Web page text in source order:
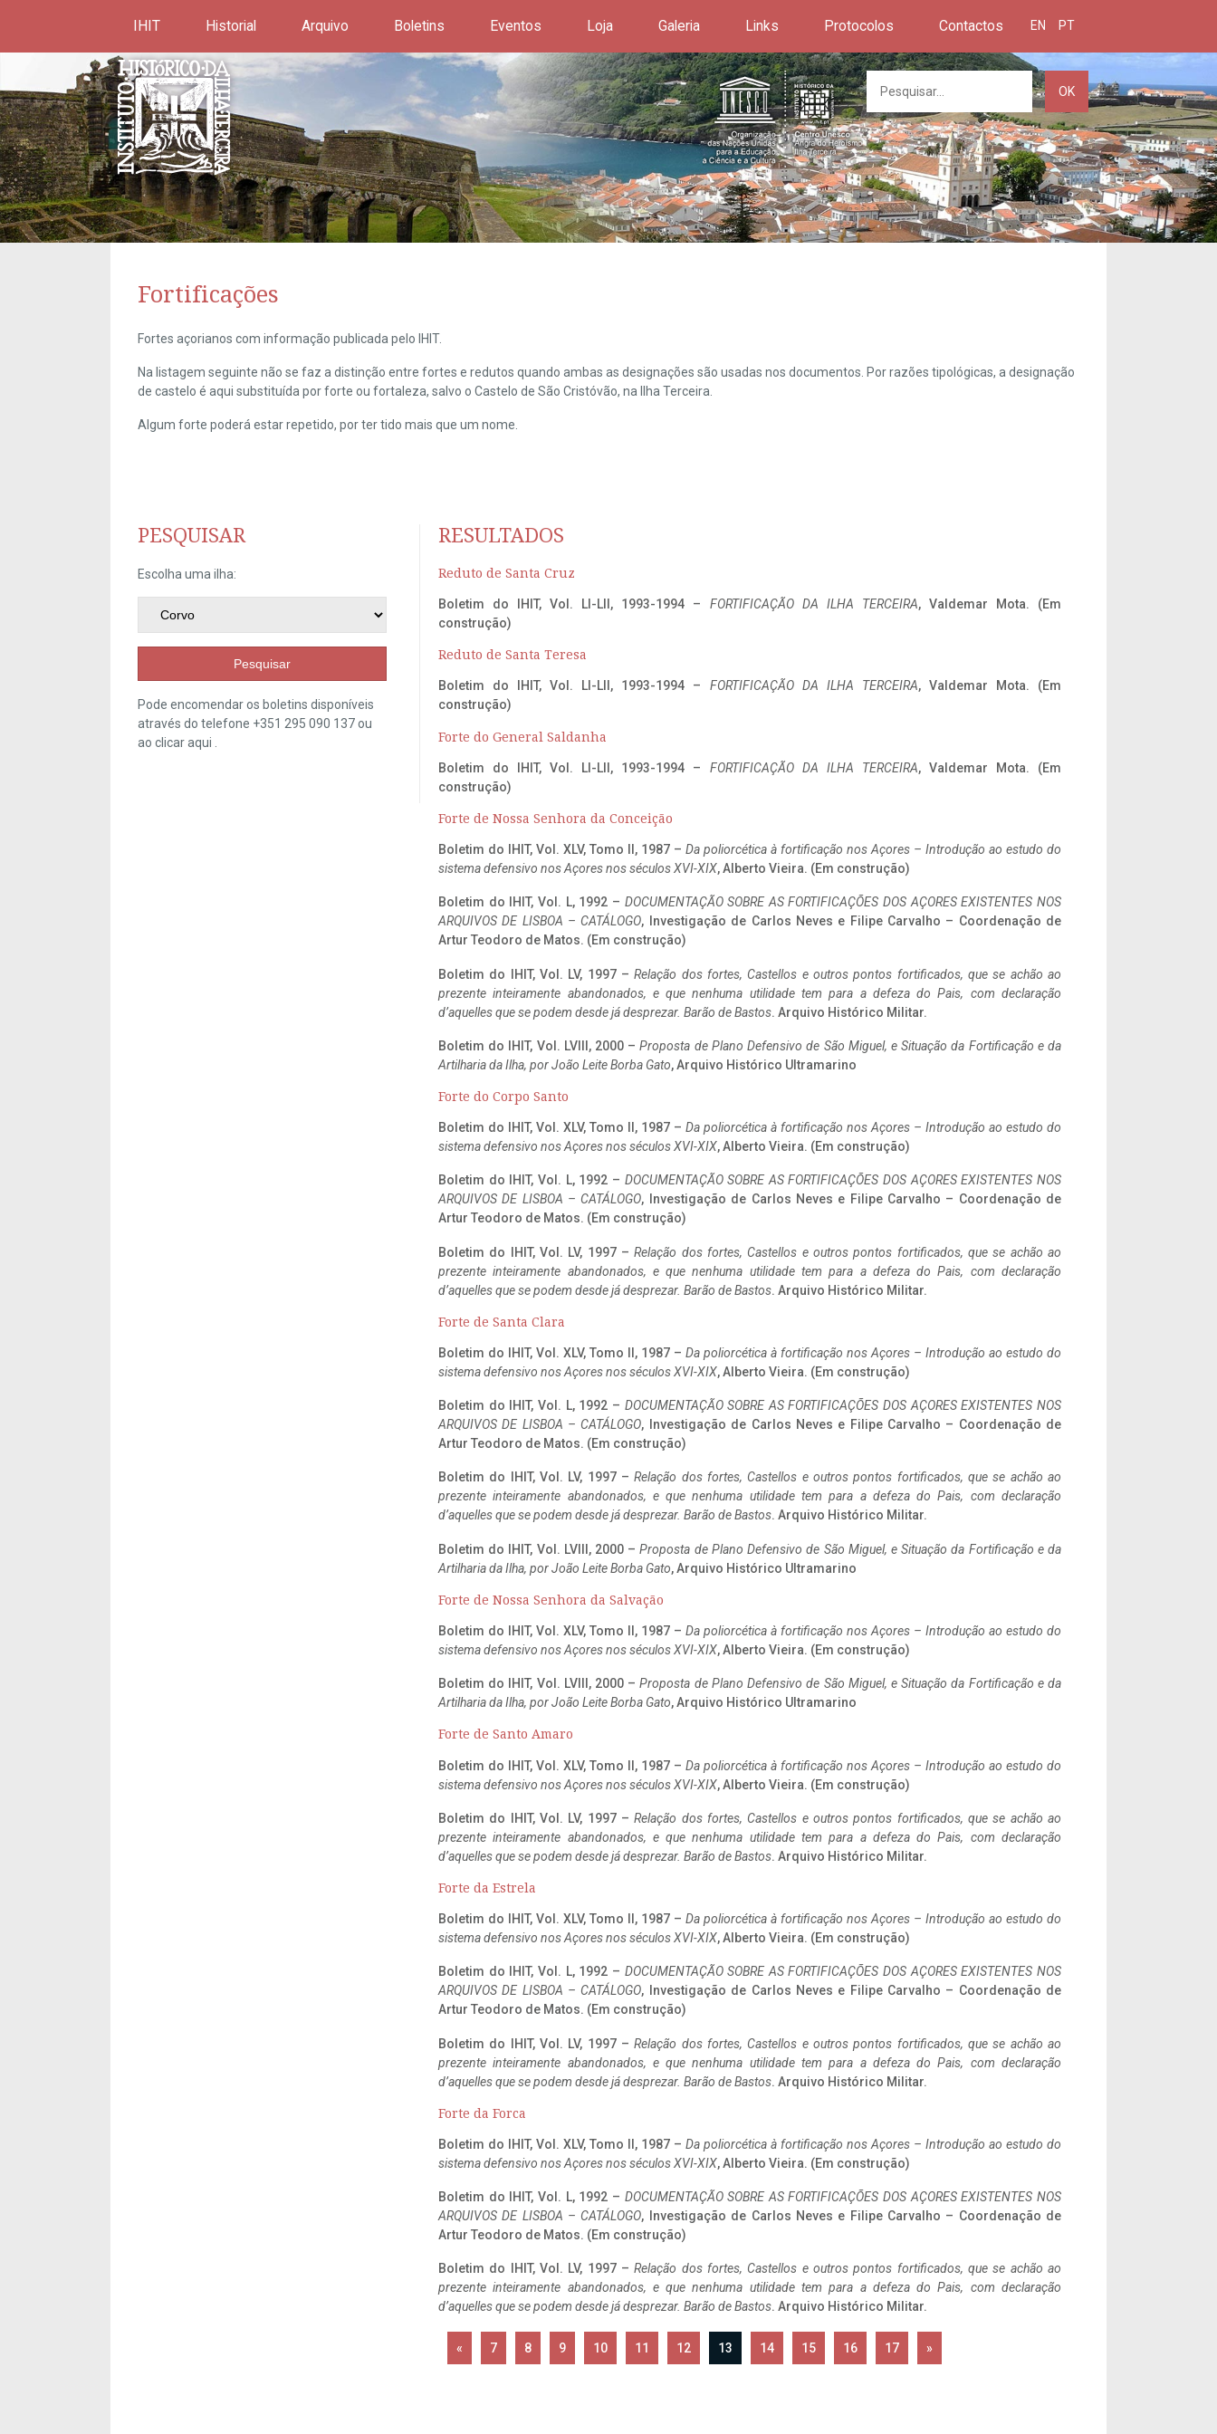
IHIT Historial Arquivo Boletins Eventos Loja Galeria Links Protocolos Contactos EN PT
OK
Fortificações
Fortes açorianos com informação publicada pelo IHIT.
Na listagem seguinte não se faz a distinção entre fortes e redutos quando ambas as designações são usadas nos documentos. Por razões tipológicas, a designação
de castelo é aqui substituída por forte ou fortaleza, salvo o Castelo de São Cristóvão, na Ilha Terceira.
Algum forte poderá estar repetido, por ter tido mais que um nome.
PESQUISAR
Escolha uma ilha:
Pesquisar
Pode encomendar os boletins disponíveis
através do telefone +351 295 090 137 ou
ao clicaraqui
RESULTADOS
Reduto de Santa Cruz
Boletim do IHIT, Vol. LI-LII, 1993-1994 – FORTIFICAÇÃO DA ILHA TERCEIRA, Valdemar Mota. (Em
construção)
Reduto de Santa Teresa
Boletim do IHIT, Vol. LI-LII, 1993-1994 – FORTIFICAÇÃO DA ILHA TERCEIRA, Valdemar Mota. (Em
construção)
Forte do General Saldanha
Boletim do IHIT, Vol. LI-LII, 1993-1994 – FORTIFICAÇÃO DA ILHA TERCEIRA, Valdemar Mota. (Em
construção)
Forte de Nossa Senhora da Conceição
Boletim do IHIT, Vol. XLV, Tomo II, 1987 – Da poliorcética à fortificação nos Açores – Introdução ao estudo do
sistema defensivo nos Açores nos séculos XVI-XIX, Alberto Vieira. (Em construção)
Boletim do IHIT, Vol. L, 1992 – DOCUMENTAÇÃO SOBRE AS FORTIFICAÇÕES DOS AÇORES EXISTENTES NOS
ARQUIVOS DE LISBOA – CATÁLOGO, Investigação de Carlos Neves e Filipe Carvalho – Coordenação de
Artur Teodoro de Matos. (Em construção)
Boletim do IHIT, Vol. LV, 1997 –Relação dos fortes, Castellos e outros pontos fortificados, que se achão ao
prezente inteiramente abandonados, e que nenhuma utilidade tem para a defeza do Pais, com declaração
d’aquelles que se podem desde já desprezar. Barão de Bastos. Arquivo Histórico Militar.
Boletim do IHIT, Vol. LVIII, 2000 –Proposta de Plano Defensivo de São Miguel, e Situação da Fortificação e da
Artilharia da Ilha, por João Leite Borba Gato, Arquivo Histórico Ultramarino
Forte do Corpo Santo
Boletim do IHIT, Vol. XLV, Tomo II, 1987 – Da poliorcética à fortificação nos Açores – Introdução ao estudo do
sistema defensivo nos Açores nos séculos XVI-XIX, Alberto Vieira. (Em construção)
Boletim do IHIT, Vol. L, 1992 – DOCUMENTAÇÃO SOBRE AS FORTIFICAÇÕES DOS AÇORES EXISTENTES NOS
ARQUIVOS DE LISBOA – CATÁLOGO, Investigação de Carlos Neves e Filipe Carvalho – Coordenação de
Artur Teodoro de Matos. (Em construção)
Boletim do IHIT, Vol. LV, 1997 –Relação dos fortes, Castellos e outros pontos fortificados, que se achão ao
prezente inteiramente abandonados, e que nenhuma utilidade tem para a defeza do Pais, com declaração
d’aquelles que se podem desde já desprezar. Barão de Bastos. Arquivo Histórico Militar.
Forte de Santa Clara
Boletim do IHIT, Vol. XLV, Tomo II, 1987 – Da poliorcética à fortificação nos Açores – Introdução ao estudo do
sistema defensivo nos Açores nos séculos XVI-XIX, Alberto Vieira. (Em construção)
Boletim do IHIT, Vol. L, 1992 – DOCUMENTAÇÃO SOBRE AS FORTIFICAÇÕES DOS AÇORES EXISTENTES NOS
ARQUIVOS DE LISBOA – CATÁLOGO, Investigação de Carlos Neves e Filipe Carvalho – Coordenação de
Artur Teodoro de Matos. (Em construção)
Boletim do IHIT, Vol. LV, 1997 –Relação dos fortes, Castellos e outros pontos fortificados, que se achão ao
prezente inteiramente abandonados, e que nenhuma utilidade tem para a defeza do Pais, com declaração
d’aquelles que se podem desde já desprezar. Barão de Bastos. Arquivo Histórico Militar.
Boletim do IHIT, Vol. LVIII, 2000 –Proposta de Plano Defensivo de São Miguel, e Situação da Fortificação e da
Artilharia da Ilha, por João Leite Borba Gato, Arquivo Histórico Ultramarino
Forte de Nossa Senhora da Salvação
Boletim do IHIT, Vol. XLV, Tomo II, 1987 – Da poliorcética à fortificação nos Açores – Introdução ao estudo do
sistema defensivo nos Açores nos séculos XVI-XIX, Alberto Vieira. (Em construção)
Boletim do IHIT, Vol. LVIII, 2000 –Proposta de Plano Defensivo de São Miguel, e Situação da Fortificação e da
Artilharia da Ilha, por João Leite Borba Gato, Arquivo Histórico Ultramarino
Forte de Santo Amaro
Boletim do IHIT, Vol. XLV, Tomo II, 1987 – Da poliorcética à fortificação nos Açores – Introdução ao estudo do
sistema defensivo nos Açores nos séculos XVI-XIX, Alberto Vieira. (Em construção)
Boletim do IHIT, Vol. LV, 1997 –Relação dos fortes, Castellos e outros pontos fortificados, que se achão ao
prezente inteiramente abandonados, e que nenhuma utilidade tem para a defeza do Pais, com declaração
d’aquelles que se podem desde já desprezar. Barão de Bastos. Arquivo Histórico Militar.
Forte da Estrela
Boletim do IHIT, Vol. XLV, Tomo II, 1987 – Da poliorcética à fortificação nos Açores – Introdução ao estudo do
sistema defensivo nos Açores nos séculos XVI-XIX, Alberto Vieira. (Em construção)
Boletim do IHIT, Vol. L, 1992 – DOCUMENTAÇÃO SOBRE AS FORTIFICAÇÕES DOS AÇORES EXISTENTES NOS
ARQUIVOS DE LISBOA – CATÁLOGO, Investigação de Carlos Neves e Filipe Carvalho – Coordenação de
Artur Teodoro de Matos. (Em construção)
Boletim do IHIT, Vol. LV, 1997 –Relação dos fortes, Castellos e outros pontos fortificados, que se achão ao
prezente inteiramente abandonados, e que nenhuma utilidade tem para a defeza do Pais, com declaração
d’aquelles que se podem desde já desprezar. Barão de Bastos. Arquivo Histórico Militar.
Forte da Forca
Boletim do IHIT, Vol. XLV, Tomo II, 1987 – Da poliorcética à fortificação nos Açores – Introdução ao estudo do
sistema defensivo nos Açores nos séculos XVI-XIX, Alberto Vieira. (Em construção)
Boletim do IHIT, Vol. L, 1992 – DOCUMENTAÇÃO SOBRE AS FORTIFICAÇÕES DOS AÇORES EXISTENTES NOS
ARQUIVOS DE LISBOA – CATÁLOGO, Investigação de Carlos Neves e Filipe Carvalho – Coordenação de
Artur Teodoro de Matos. (Em construção)
Boletim do IHIT, Vol. LV, 1997 –Relação dos fortes, Castellos e outros pontos fortificados, que se achão ao
prezente inteiramente abandonados, e que nenhuma utilidade tem para a defeza do Pais, com declaração
d’aquelles que se podem desde já desprezar. Barão de Bastos. Arquivo Histórico Militar.
« 7 8 9 10 11 12 13 14 15 16 17 »